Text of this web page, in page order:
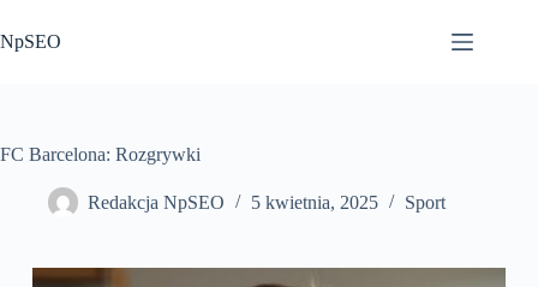
do
treści
NpSEO
FC Barcelona: Rozgrywki
Redakcja NpSEO 5 kwietnia, 2025 Sport